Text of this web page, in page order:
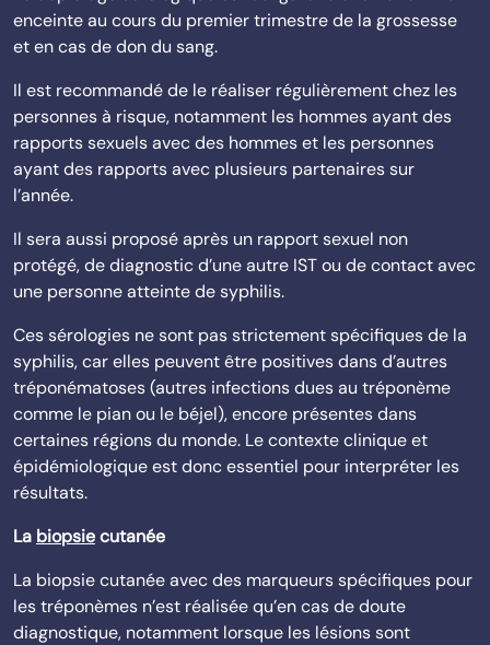
enceinte au cours du premier trimestre de la grossesse
et en cas de don du sang.
Il est recommandé de le réaliser régulièrement chez les
personnes à risque, notamment les hommes ayant des
rapports sexuels avec des hommes et les personnes
ayant des rapports avec plusieurs partenaires sur
l’année.
Il sera aussi proposé après un rapport sexuel non
protégé, de diagnostic d’une autre IST ou de contact avec
une personne atteinte de syphilis.
Ces sérologies ne sont pas strictement spécifiques de la
syphilis, car elles peuvent être positives dans d’autres
tréponématoses (autres infections dues au tréponème
comme le pian ou le béjel), encore présentes dans
certaines régions du monde. Le contexte clinique et
épidémiologique est donc essentiel pour interpréter les
résultats.
La biopsiecutanée
La biopsie cutanée avec des marqueurs spécifiques pour
les tréponèmes n’est réalisée qu’en cas de doute
diagnostique, notamment lorsque les lésions sont